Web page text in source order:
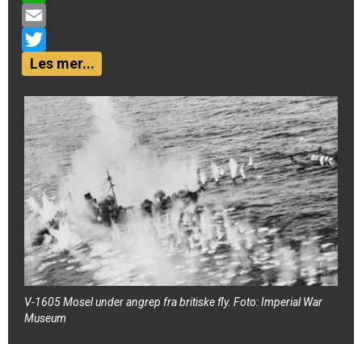
WhatsApp
Email
Twitter
Les mer...
V-1605 Mosel under angrep fra britiske fly. Foto: Imperial War
Museum